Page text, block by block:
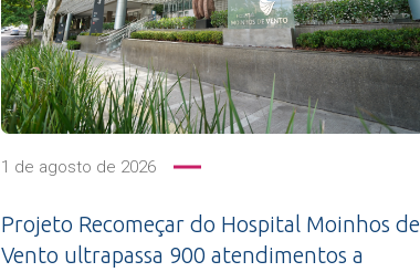
1 de agosto de 2026
Projeto Recomeçar do Hospital Moinhos de
Vento ultrapassa 900 atendimentos a